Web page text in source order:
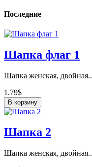
Последние
Шапка флаг 1
Шапка женская, двойная..
1.79$
В корзину
Шапка 2
Шапка женская, двойная..